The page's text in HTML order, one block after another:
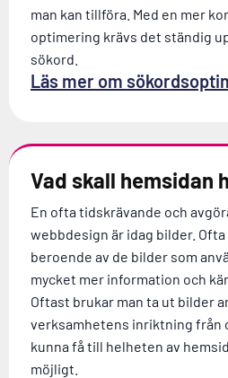
man kan tillföra. Med en mer
optimering krävs det ständig
sökord.
Läs mer om
Vad skall hemsidan
En ofta tidskrävande och
webbdesign är idag bilder.
beroende av de bilder som
mycket mer information och
Oftast brukar man ta ut bilder
verksamhetens inriktning från
kunna få till helheten av
möjligt.